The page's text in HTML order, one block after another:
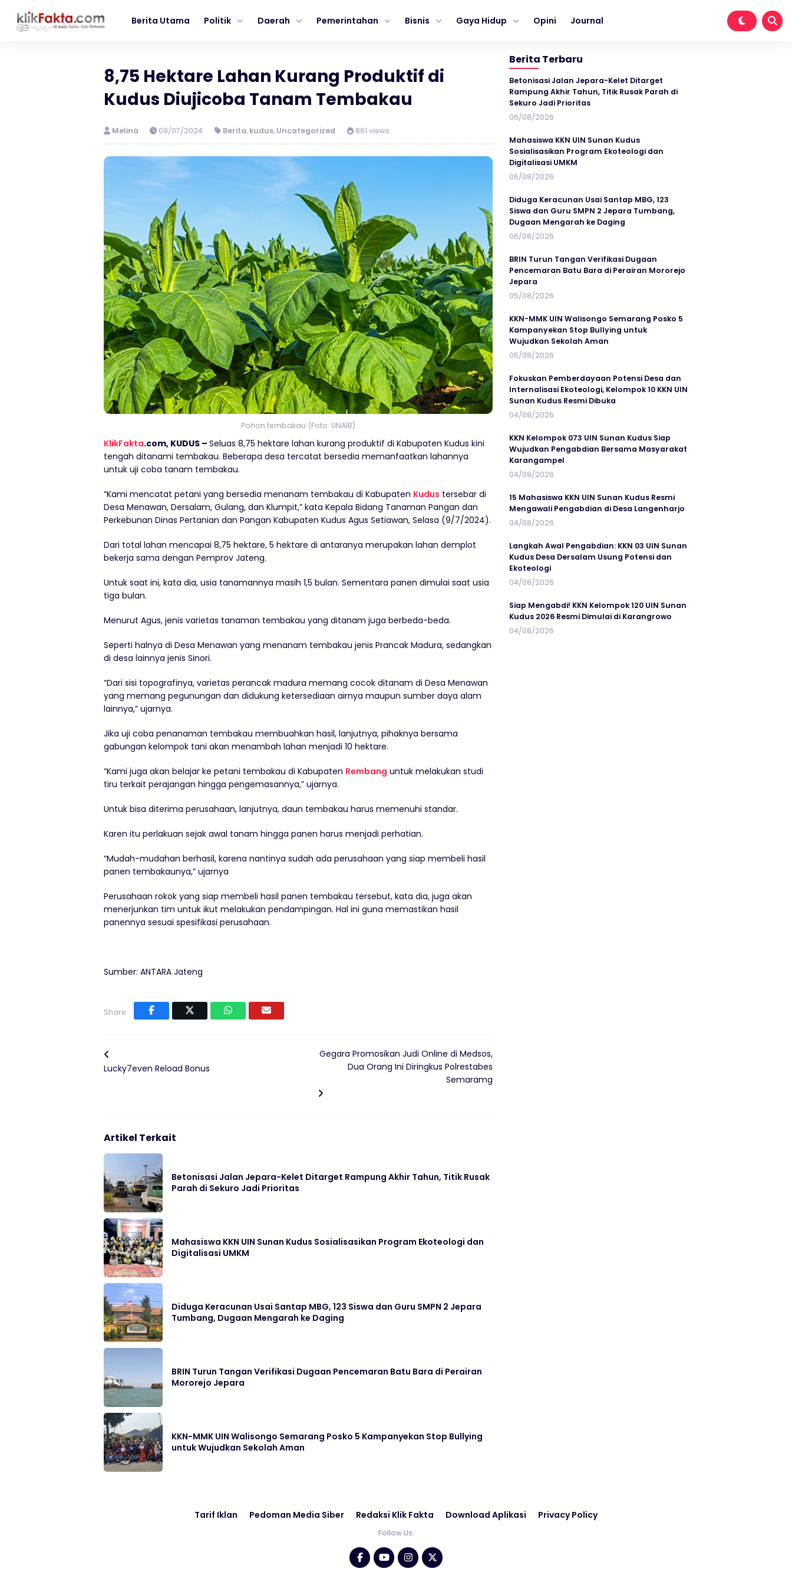
Berita Utama Politik Daerah Pemerintahan Bisnis Gaya Hidup Opini Journal
8,75 Hektare Lahan Kurang Produktif di
Kudus Diujicoba Tanam Tembakau
Melina 09/07/2024 Berita, kudus, Uncategorized 861 views
Pohon tembakau (Foto: UNAIR)
KlikFakta.com, KUDUS – Seluas 8,75 hektare lahan kurang produktif di Kabupaten Kudus kini
tengah ditanami tembakau. Beberapa desa tercatat bersedia memanfaatkan lahannya
untuk uji coba tanam tembakau.
“Kami mencatat petani yang bersedia menanam tembakau di Kabupaten Kudus tersebar di
Desa Menawan, Dersalam, Gulang, dan Klumpit,” kata Kepala Bidang Tanaman Pangan dan
Perkebunan Dinas Pertanian dan Pangan Kabupaten Kudus Agus Setiawan, Selasa (9/7/2024).
Dari total lahan mencapai 8,75 hektare, 5 hektare di antaranya merupakan lahan demplot
bekerja sama dengan Pemprov Jateng.
Untuk saat ini, kata dia, usia tanamannya masih 1,5 bulan. Sementara panen dimulai saat usia
tiga bulan.
Menurut Agus, jenis varietas tanaman tembakau yang ditanam juga berbeda-beda.
Seperti halnya di Desa Menawan yang menanam tembakau jenis Prancak Madura, sedangkan
di desa lainnya jenis Sinori.
“Dari sisi topografinya, varietas perancak madura memang cocok ditanam di Desa Menawan
yang memang pegunungan dan didukung ketersediaan airnya maupun sumber daya alam
lainnya,” ujarnya.
Jika uji coba penanaman tembakau membuahkan hasil, lanjutnya, pihaknya bersama
gabungan kelompok tani akan menambah lahan menjadi 10 hektare.
“Kami juga akan belajar ke petani tembakau di Kabupaten Rembang untuk melakukan studi
tiru terkait perajangan hingga pengemasannya,” ujarnya.
Untuk bisa diterima perusahaan, lanjutnya, daun tembakau harus memenuhi standar.
Karen itu perlakuan sejak awal tanam hingga panen harus menjadi perhatian.
“Mudah-mudahan berhasil, karena nantinya sudah ada perusahaan yang siap membeli hasil
panen tembakaunya,” ujarnya
Perusahaan rokok yang siap membeli hasil panen tembakau tersebut, kata dia, juga akan
menerjunkan tim untuk ikut melakukan pendampingan. Hal ini guna memastikan hasil
panennya sesuai spesifikasi perusahaan.
Sumber: ANTARA Jateng
Share:
Lucky7even Reload Bonus
Gegara Promosikan Judi Online di Medsos,
Dua Orang Ini Diringkus Polrestabes
Semaramg
Artikel Terkait
Betonisasi Jalan Jepara-Kelet Ditarget Rampung Akhir Tahun, Titik Rusak
Parah di Sekuro Jadi Prioritas
Mahasiswa KKN UIN Sunan Kudus Sosialisasikan Program Ekoteologi dan
Digitalisasi UMKM
Diduga Keracunan Usai Santap MBG, 123 Siswa dan Guru SMPN 2 Jepara
Tumbang, Dugaan Mengarah ke Daging
BRIN Turun Tangan Verifikasi Dugaan Pencemaran Batu Bara di Perairan
Mororejo Jepara
KKN-MMK UIN Walisongo Semarang Posko 5 Kampanyekan Stop Bullying
untuk Wujudkan Sekolah Aman
Berita Terbaru
Betonisasi Jalan Jepara-Kelet Ditarget
Rampung Akhir Tahun, Titik Rusak Parah di
Sekuro Jadi Prioritas
06/08/2026
Mahasiswa KKN UIN Sunan Kudus
Sosialisasikan Program Ekoteologi dan
Digitalisasi UMKM
06/08/2026
Diduga Keracunan Usai Santap MBG, 123
Siswa dan Guru SMPN 2 Jepara Tumbang,
Dugaan Mengarah ke Daging
06/08/2026
BRIN Turun Tangan Verifikasi Dugaan
Pencemaran Batu Bara di Perairan Mororejo
Jepara
05/08/2026
KKN-MMK UIN Walisongo Semarang Posko 5
Kampanyekan Stop Bullying untuk
Wujudkan Sekolah Aman
05/08/2026
Fokuskan Pemberdayaan Potensi Desa dan
Internalisasi Ekoteologi, Kelompok 10 KKN UIN
Sunan Kudus Resmi Dibuka
04/08/2026
KKN Kelompok 073 UIN Sunan Kudus Siap
Wujudkan Pengabdian Bersama Masyarakat
Karangampel
04/08/2026
15 Mahasiswa KKN UIN Sunan Kudus Resmi
Mengawali Pengabdian di Desa Langenharjo
04/08/2026
Langkah Awal Pengabdian: KKN 03 UIN Sunan
Kudus Desa Dersalam Usung Potensi dan
Ekoteologi
04/08/2026
Siap Mengabdi! KKN Kelompok 120 UIN Sunan
Kudus 2026 Resmi Dimulai di Karangrowo
04/08/2026
Tarif Iklan Pedoman Media Siber Redaksi Klik Fakta Download Aplikasi Privacy Policy
Follow Us: